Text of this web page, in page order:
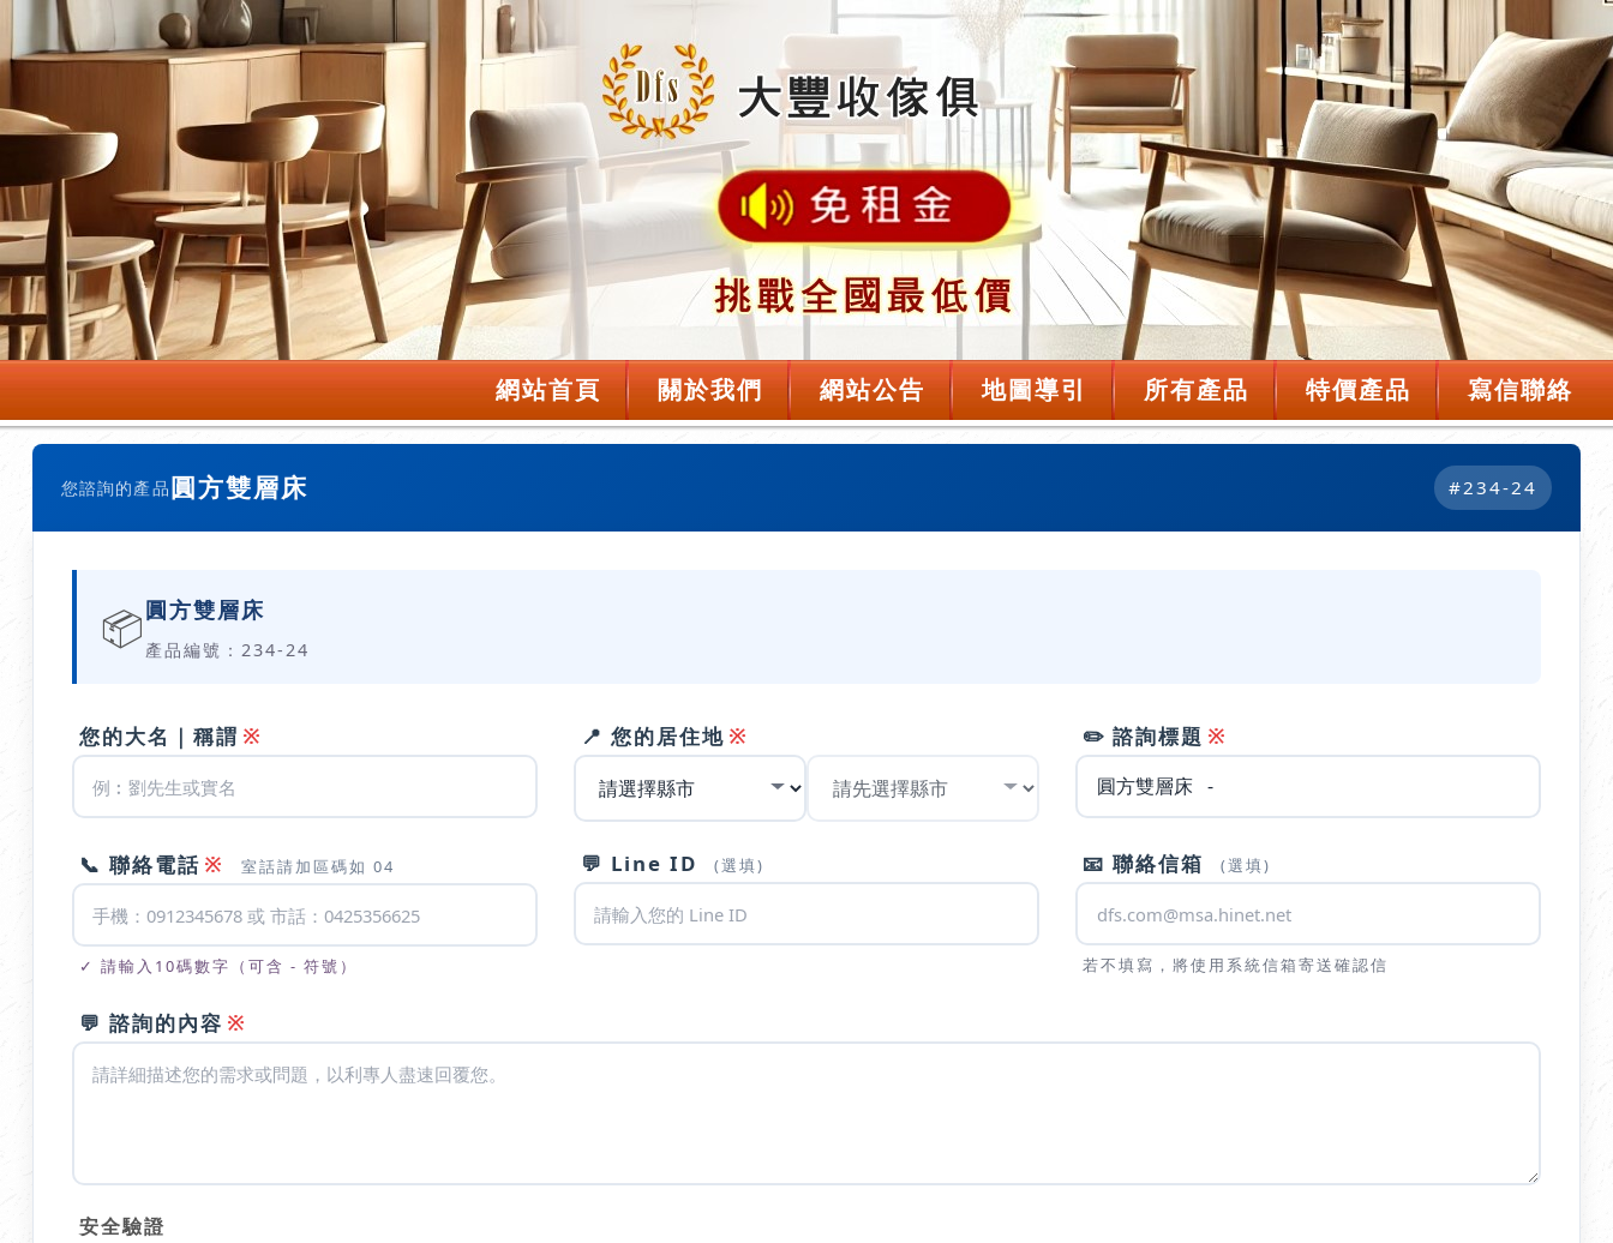
網站首頁 關於我們 網站公告 地圖導引 所有產品 特價產品 寫信聯絡
您諮詢的產品圓方雙層床 #234-24
📦圓方雙層床
產品編號：234-24
您的大名｜稱謂 ※ 📍 您的居住地 ※ ✏️ 諮詢標題 ※
📞 聯絡電話 ※ 室話請加區碼如 04
✓ 請輸入10碼數字（可含 - 符號）
💬 Line ID (選填) 📧 聯絡信箱 (選填)
若不填寫，將使用系統信箱寄送確認信
💬 諮詢的內容 ※
安全驗證